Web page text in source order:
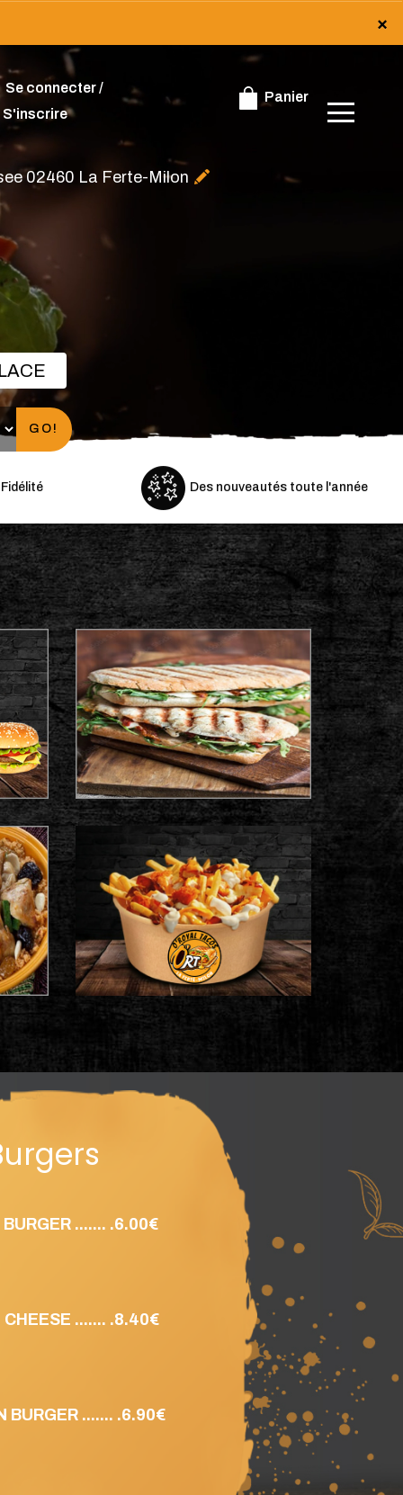
×
02460 La Ferte-Milon
Se connecter /
S'inscrire
Panier
×
GO!
Des nouveautés toute l'année
Menus Enfants Paninis
Plats Orientaux TACOS
....... .6.00€
CHEESE ....... .8.40€
BURGER ....... .6.90€